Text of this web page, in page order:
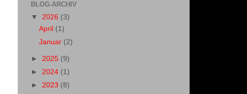
BLOG-ARCHIV
▼ 2026 (3)
April (1)
Januar (2)
► 2025 (9)
► 2024 (1)
► 2023 (8)